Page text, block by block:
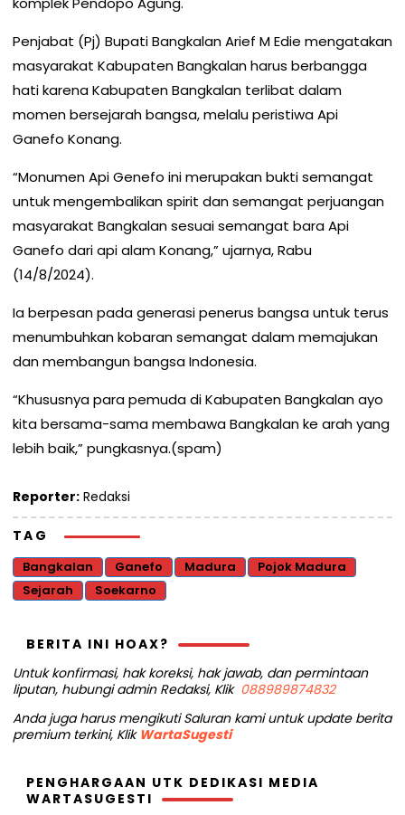
Penjabat (Pj) Bupati Bangkalan Arief M Edie mengatakan
masyarakat Kabupaten Bangkalan harus berbangga
hati karena Kabupaten Bangkalan terlibat dalam
momen bersejarah bangsa, melalu peristiwa Api
Ganefo Konang.
“Monumen Api Genefo ini merupakan bukti semangat
untuk mengembalikan spirit dan semangat perjuangan
masyarakat Bangkalan sesuai semangat bara Api
Ganefo dari api alam Konang,” ujarnya, Rabu
(14/8/2024).
Ia berpesan pada generasi penerus bangsa untuk terus
menumbuhkan kobaran semangat dalam memajukan
dan membangun bangsa Indonesia.
“Khususnya para pemuda di Kabupaten Bangkalan ayo
kita bersama-sama membawa Bangkalan ke arah yang
lebih baik,” pungkasnya.(spam)
Reporter: Redaksi
TAG
Bangkalan Ganefo Madura
Pojok Madura
Sejarah
Soekarno
BERITA INI HOAX?
Untuk konfirmasi, hak koreksi, hak jawab, dan permintaan
liputan, hubungi admin Redaksi, Klik 088989874832
Anda juga harus mengikuti Saluran kami untuk update berita
premium terkini, Klik WartaSugesti
PENGHARGAAN UTK DEDIKASI MEDIA
WARTASUGESTI